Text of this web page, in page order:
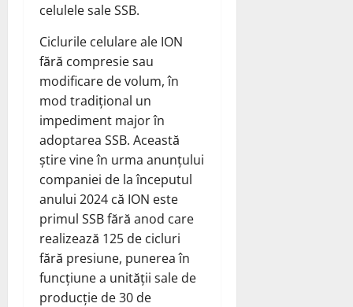
celulele sale SSB.
Ciclurile celulare ale ION
fără compresie sau
modificare de volum, în
mod tradițional un
impediment major în
adoptarea SSB. Această
știre vine în urma anunțului
companiei de la începutul
anului 2024 că ION este
primul SSB fără anod care
realizează 125 de cicluri
fără presiune, punerea în
funcțiune a unității sale de
producție de 30 de